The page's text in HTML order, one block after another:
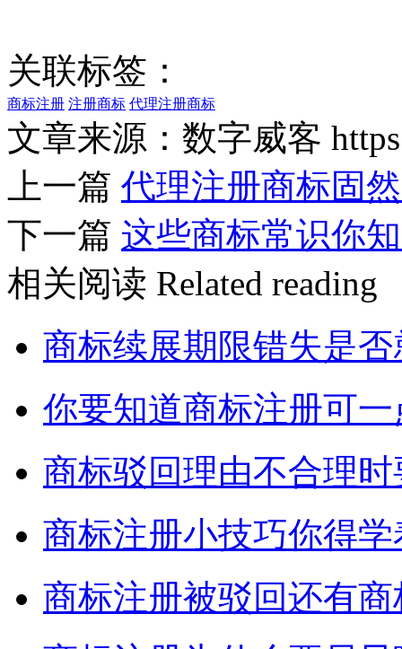
关联标签：
商标注册 注册商标 代理注册商标
文章来源：数字威客
上一篇 代理注册商标固
下一篇 这些商标常识你
相关阅读 Related reading
商标续展期限错失是
你要知道商标注册可
商标驳回理由不合理
商标注册小技巧你得
商标注册被驳回还有